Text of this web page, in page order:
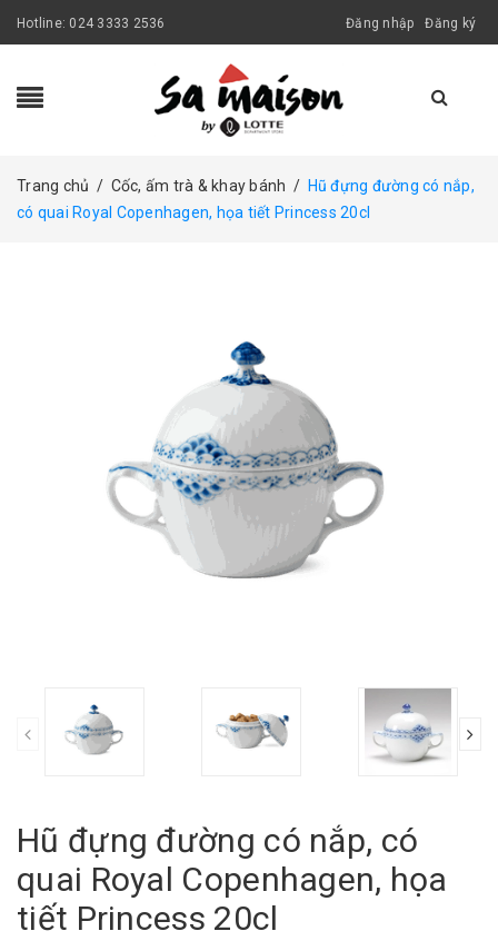
Hotline: 024 3333 2536 Đăng nhập Đăng ký
Trang chủ / Cốc, ấm trà & khay bánh / Hũ đựng đường có nắp,
có quai Royal Copenhagen, họa tiết Princess 20cl
Hũ đựng đường có nắp, có
quai Royal Copenhagen, họa
tiết Princess 20cl